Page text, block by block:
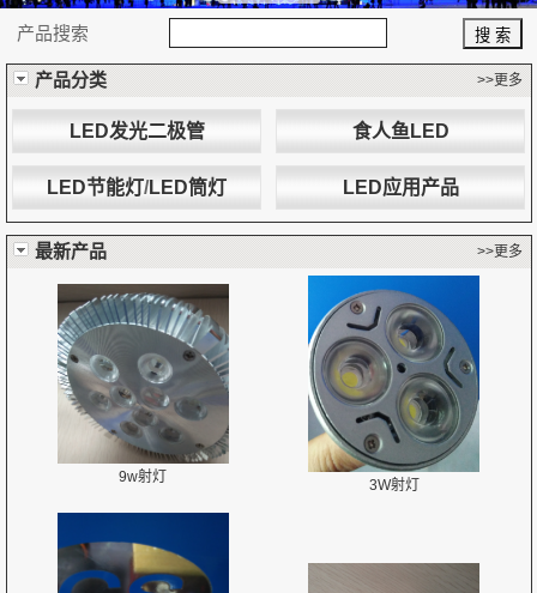
产品搜索
产品分类 >>更多
LED发光二极管 食人鱼LED
LED节能灯/LED筒灯 LED应用产品
最新产品 >>更多
9w射灯 3W射灯